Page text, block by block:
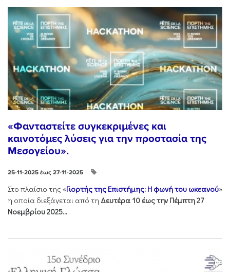
«Φανταστείτε συγκεκριμένες και
καινοτόμες λύσεις για την προστασία της
Μεσογείου».
25-11-2025 έως 27-11-2025
Στo πλαίσιo της «Γιορτής της Επιστήμης: Η φωνή του ωκεανού»
η οποία διεξάγεται από τη Δευτέρα 10 έως την Πέμπτη 27
Νοεμβρίου 2025...